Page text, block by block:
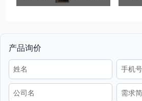
产品询价